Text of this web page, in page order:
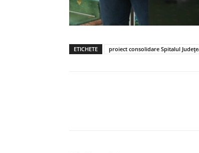
ETICHETE proiect consolidare Spitalul